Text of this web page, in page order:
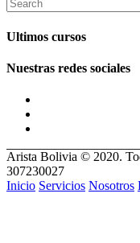
Ultimos cursos
Nuestras redes sociales
Arista Bolivia © 2020.
307230027
Inicio Servicios Nosotros